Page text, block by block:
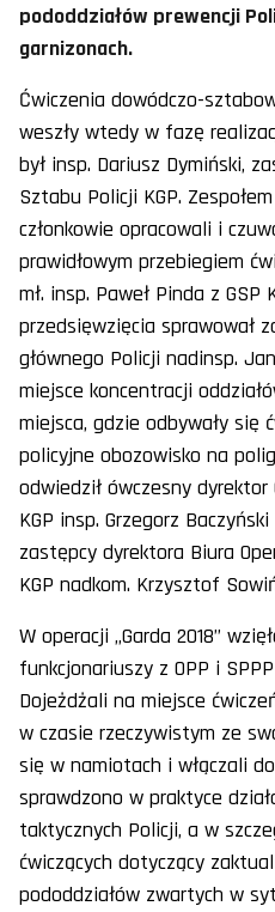
pododdziałów prewencji
garnizonach.
Ćwiczenia dowódczo-
weszły wtedy w fazę
był insp. Dariusz Dymiński,
Sztabu Policji KGP.
członkowie opracowali i
prawidłowym przebiegiem
mł. insp. Paweł Pinda z GSP
przedsięwzięcia sprawował
głównego Policji nadinsp.
miejsce koncentracji
miejsca, gdzie odbywały się
policyjne obozowisko na
odwiedził ówczesny
KGP insp. Grzegorz
zastępcy dyrektora Biura
KGP nadkom. Krzysztof
W operacji „Garda 2018”
funkcjonariuszy z OPP i
Dojeżdżali na miejsce
w czasie rzeczywistym ze
się w namiotach i włączali
sprawdzono w praktyce
taktycznych Policji, a w
ćwiczących dotyczący
pododdziałów zwartych w